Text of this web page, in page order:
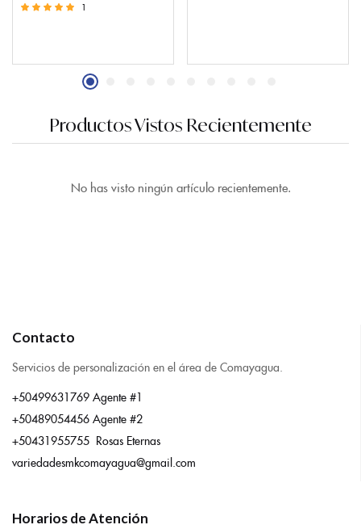
1
Productos Vistos Recientemente
No has visto ningún artículo recientemente.
Contacto
Servicios de personalización en el área de Comayagua.
+50499631769 Agente #1
+50489054456 Agente #2
+50431955755 Rosas Eternas
variedadesmkcomayagua@gmail.com
Horarios de Atención